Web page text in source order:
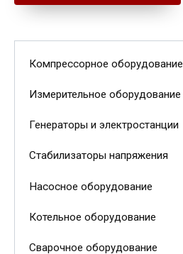
Компрессорное оборудование
Измерительное оборудование
Генераторы и электростанции
Стабилизаторы напряжения
Насосное оборудование
Котельное оборудование
Сварочное оборудование